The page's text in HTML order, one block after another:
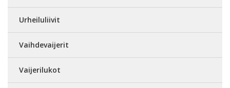
Urheiluliivit
Vaihdevaijerit
Vaijerilukot